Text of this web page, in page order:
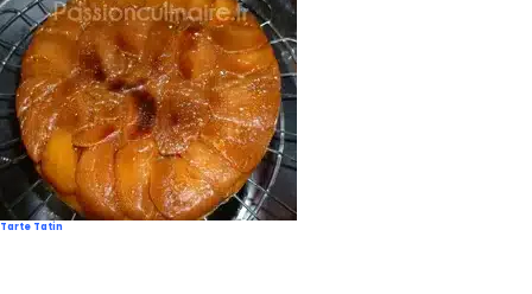
Tarte Tatin